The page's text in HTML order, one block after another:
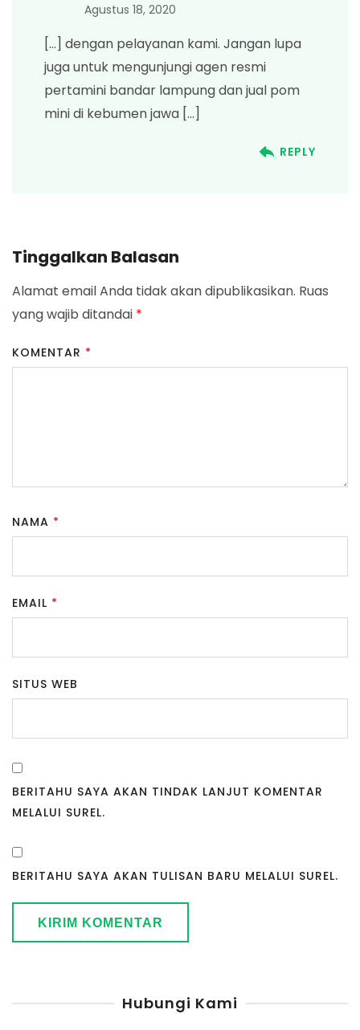
Agustus 18, 2020
[…] dengan pelayanan kami. Jangan lupa
juga untuk mengunjungi agen resmi
pertamini bandar lampung dan jual pom
mini di kebumen jawa […]
REPLY
Tinggalkan Balasan
Alamat email Anda tidak akan dipublikasikan. Ruas
yang wajib ditandai *
KOMENTAR *
NAMA *
EMAIL *
SITUS WEB
BERITAHU SAYA AKAN TINDAK LANJUT KOMENTAR
MELALUI SUREL.
BERITAHU SAYA AKAN TULISAN BARU MELALUI SUREL.
Hubungi Kami